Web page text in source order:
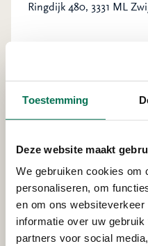
Toestemming
Deze website maakt
We gebruiken cookies om
personaliseren, om
en om ons
informatie over uw
partners voor social
Ringdijk 480, 3331 ML
Smeermiddelen
Oliebron B.V.
Waterschap